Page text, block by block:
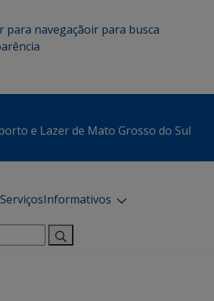
para navegaçãoir para busca
e Lazer de Mato Grosso do Sul
ServiçosInformativos